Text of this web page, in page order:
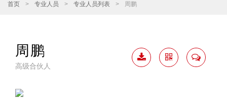
首页 > 专业人员 > 专业人员列表 > 周鹏
周鹏
高级合伙人